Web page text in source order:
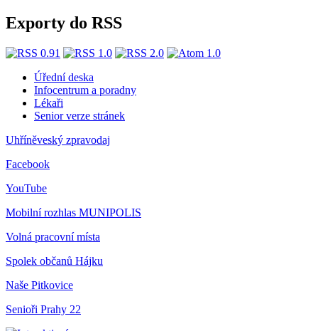
Exporty do RSS
Úřední deska
Infocentrum a poradny
Lékaři
Senior verze stránek
Uhříněveský zpravodaj
Facebook
YouTube
Mobilní rozhlas MUNIPOLIS
Volná pracovní místa
Spolek občanů Hájku
Naše Pitkovice
Senioři Prahy 22